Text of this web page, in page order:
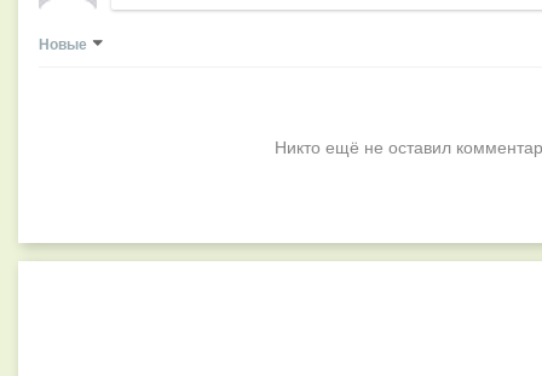
Новые
Никто ещё не оставил